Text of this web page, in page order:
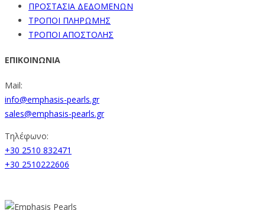
ΠΡΟΣΤΑΣΙΑ ΔΕΔΟΜΕΝΩΝ
ΤΡΟΠΟΙ ΠΛΗΡΩΜΗΣ
ΤΡΟΠΟΙ ΑΠΟΣΤΟΛΗΣ
ΕΠΙΚΟΙΝΩΝΙΑ
Mail:
info@emphasis-pearls.gr
sales@emphasis-pearls.gr
Τηλέφωνο:
+30 2510 832471
+30 2510222606